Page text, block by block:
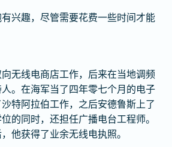
兴趣，尽管需要花费一些时间才能
无线电商店工作，后来在当地调频
。在海军当了四年零七个月的电子
特阿拉伯工作，之后安德鲁斯上了
的同时，还担任广播电台工程师。
他获得了业余无线电执照。